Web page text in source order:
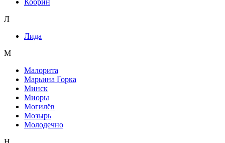
Кобрин
Л
Лида
М
Малорита
Марьина Горка
Минск
Миоры
Могилёв
Мозырь
Молодечно